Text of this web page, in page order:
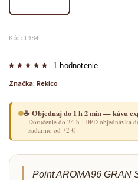
Kód: 1984
1 hodnotenie
Značka: Rekico
☕ Objednaj do 1 h 2 min — kávu
Doručenie do 24 h · DPD objednávka
zadarmo od 72 €
Point AROMA96 GRAN